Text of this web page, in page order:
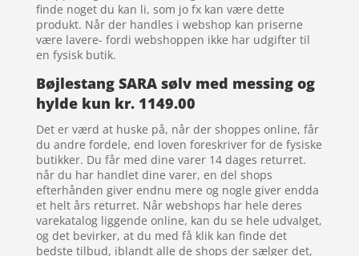
finde noget du kan li, som jo fx kan være dette
produkt. Når der handles i webshop kan priserne
være lavere- fordi webshoppen ikke har udgifter til
en fysisk butik.
Bøjlestang SARA sølv med messing og
hylde kun kr. 1149.00
Det er værd at huske på, når der shoppes online, får
du andre fordele, end loven foreskriver for de fysiske
butikker. Du får med dine varer 14 dages returret.
når du har handlet dine varer, en del shops
efterhånden giver endnu mere og nogle giver endda
et helt års returret. Når webshops har hele deres
varekatalog liggende online, kan du se hele udvalget,
og det bevirker, at du med få klik kan finde det
bedste tilbud, iblandt alle de shops der sælger det,